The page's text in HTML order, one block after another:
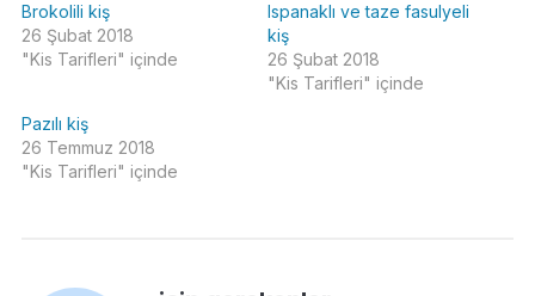
Brokolili kiş
26 Şubat 2018
"Kis Tarifleri" içinde
Ispanaklı ve taze fasulyeli
kiş
26 Şubat 2018
"Kis Tarifleri" içinde
Pazılı kiş
26 Temmuz 2018
"Kis Tarifleri" içinde